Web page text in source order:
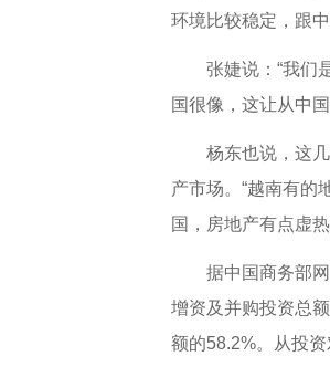
环境比较稳定，跟
张婕说：“我们是
国很像，这让从中
杨东也说，这几
产市场。“越南有的
国，房地产有点虚热
据中国商务部网
增资及并购投资总
额的58.2%。从投